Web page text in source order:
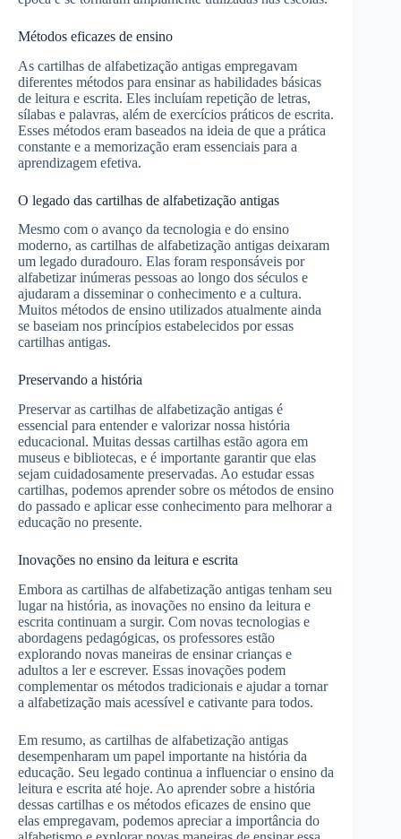
Métodos eficazes de ensino
As cartilhas de alfabetização antigas empregavam
diferentes métodos para ensinar as habilidades básicas
de leitura e escrita. Eles incluíam repetição de letras,
sílabas e palavras, além de exercícios práticos de escrita.
Esses métodos eram baseados na ideia de que a prática
constante e a memorização eram essenciais para a
aprendizagem efetiva.
O legado das cartilhas de alfabetização antigas
Mesmo com o avanço da tecnologia e do ensino
moderno, as cartilhas de alfabetização antigas deixaram
um legado duradouro. Elas foram responsáveis por
alfabetizar inúmeras pessoas ao longo dos séculos e
ajudaram a disseminar o conhecimento e a cultura.
Muitos métodos de ensino utilizados atualmente ainda
se baseiam nos princípios estabelecidos por essas
cartilhas antigas.
Preservando a história
Preservar as cartilhas de alfabetização antigas é
essencial para entender e valorizar nossa história
educacional. Muitas dessas cartilhas estão agora em
museus e bibliotecas, e é importante garantir que elas
sejam cuidadosamente preservadas. Ao estudar essas
cartilhas, podemos aprender sobre os métodos de ensino
do passado e aplicar esse conhecimento para melhorar a
educação no presente.
Inovações no ensino da leitura e escrita
Embora as cartilhas de alfabetização antigas tenham seu
lugar na história, as inovações no ensino da leitura e
escrita continuam a surgir. Com novas tecnologias e
abordagens pedagógicas, os professores estão
explorando novas maneiras de ensinar crianças e
adultos a ler e escrever. Essas inovações podem
complementar os métodos tradicionais e ajudar a tornar
a alfabetização mais acessível e cativante para todos.
Em resumo, as cartilhas de alfabetização antigas
desempenharam um papel importante na história da
educação. Seu legado continua a influenciar o ensino da
leitura e escrita até hoje. Ao aprender sobre a história
dessas cartilhas e os métodos eficazes de ensino que
elas empregavam, podemos apreciar a importância do